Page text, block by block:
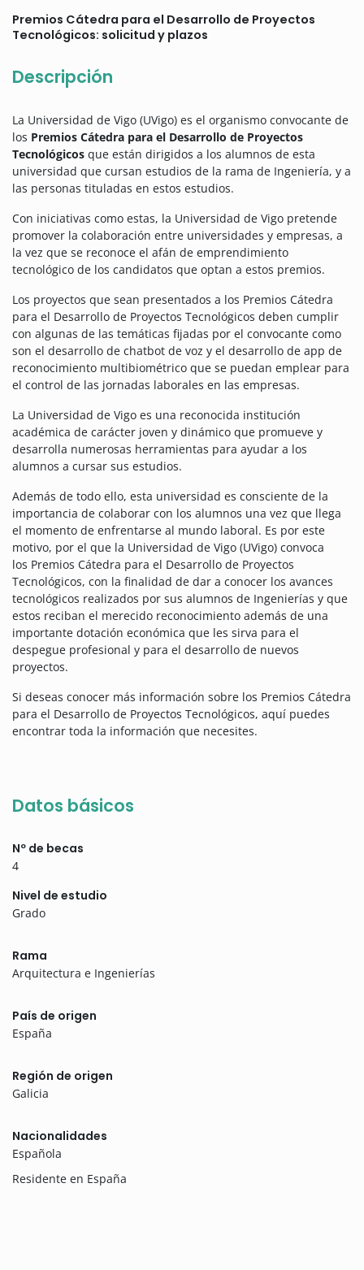
Premios Cátedra para el Desarrollo de Proyectos
Tecnológicos: solicitud y plazos
Descripción
La Universidad de Vigo (UVigo) es el organismo convocante de
los Premios Cátedra para el Desarrollo de Proyectos
Tecnológicos que están dirigidos a los alumnos de esta
universidad que cursan estudios de la rama de Ingeniería, y a
las personas tituladas en estos estudios.
Con iniciativas como estas, la Universidad de Vigo pretende
promover la colaboración entre universidades y empresas, a
la vez que se reconoce el afán de emprendimiento
tecnológico de los candidatos que optan a estos premios.
Los proyectos que sean presentados a los Premios Cátedra
para el Desarrollo de Proyectos Tecnológicos deben cumplir
con algunas de las temáticas fijadas por el convocante como
son el desarrollo de chatbot de voz y el desarrollo de app de
reconocimiento multibiométrico que se puedan emplear para
el control de las jornadas laborales en las empresas.
La Universidad de Vigo es una reconocida institución
académica de carácter joven y dinámico que promueve y
desarrolla numerosas herramientas para ayudar a los
alumnos a cursar sus estudios.
Además de todo ello, esta universidad es consciente de la
importancia de colaborar con los alumnos una vez que llega
el momento de enfrentarse al mundo laboral. Es por este
motivo, por el que la Universidad de Vigo (UVigo) convoca
los Premios Cátedra para el Desarrollo de Proyectos
Tecnológicos, con la finalidad de dar a conocer los avances
tecnológicos realizados por sus alumnos de Ingenierías y que
estos reciban el merecido reconocimiento además de una
importante dotación económica que les sirva para el
despegue profesional y para el desarrollo de nuevos
proyectos.
Si deseas conocer más información sobre los Premios Cátedra
para el Desarrollo de Proyectos Tecnológicos, aquí puedes
encontrar toda la información que necesites.
Datos básicos
Nº de becas
4
Nivel de estudio
Grado
Rama
Arquitectura e Ingenierías
País de origen
España
Región de origen
Galicia
Nacionalidades
Española
Residente en España